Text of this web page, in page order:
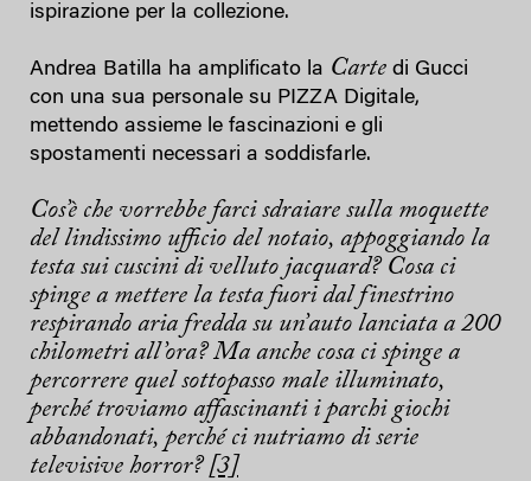
ispirazione per la collezione.
Andrea Batilla ha amplificato la Carte di Gucci
con una sua personale su PIZZA Digitale,
mettendo assieme le fascinazioni e gli
spostamenti necessari a soddisfarle.
Cos’è che vorrebbe farci sdraiare sulla moquette
del lindissimo ufficio del notaio, appoggiando la
testa sui cuscini di velluto jacquard? Cosa ci
spinge a mettere la testa fuori dal finestrino
respirando aria fredda su un’auto lanciata a 200
chilometri all’ora? Ma anche cosa ci spinge a
percorrere quel sottopasso male illuminato,
perché troviamo affascinanti i parchi giochi
abbandonati, perché ci nutriamo di serie
televisive horror?[3]